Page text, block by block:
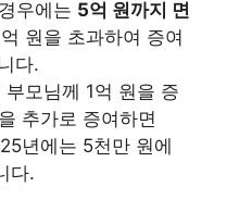
우에는 5억 원까지 면
원을 초과하여 증여
다.
모님께 1억 원을 증
추가로 증여하면
년에는 5천만 원에
다.